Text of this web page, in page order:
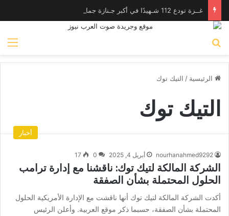
غــزة تودع 112 شـهيدًا في أكبر جـنازة جماعية منذ بدء الحـرب
الرئيسية / التيك توك
التيك توك
أخبار
nourhanahmed9292 أبريل 4, 2025 0
17
الشركة المالكة لتيك توك: ناقشنا مع إدارة ترامب
الحلول المحتملة بشأن الصفقة
أكدت الشركة المالكة لتيك توك أنها ناقشت مع الإدارة الأمريكية الحلول
المحتملة بشأن الصفقة، حسبما ذكر موقع العربية. وأعلن الرئيس